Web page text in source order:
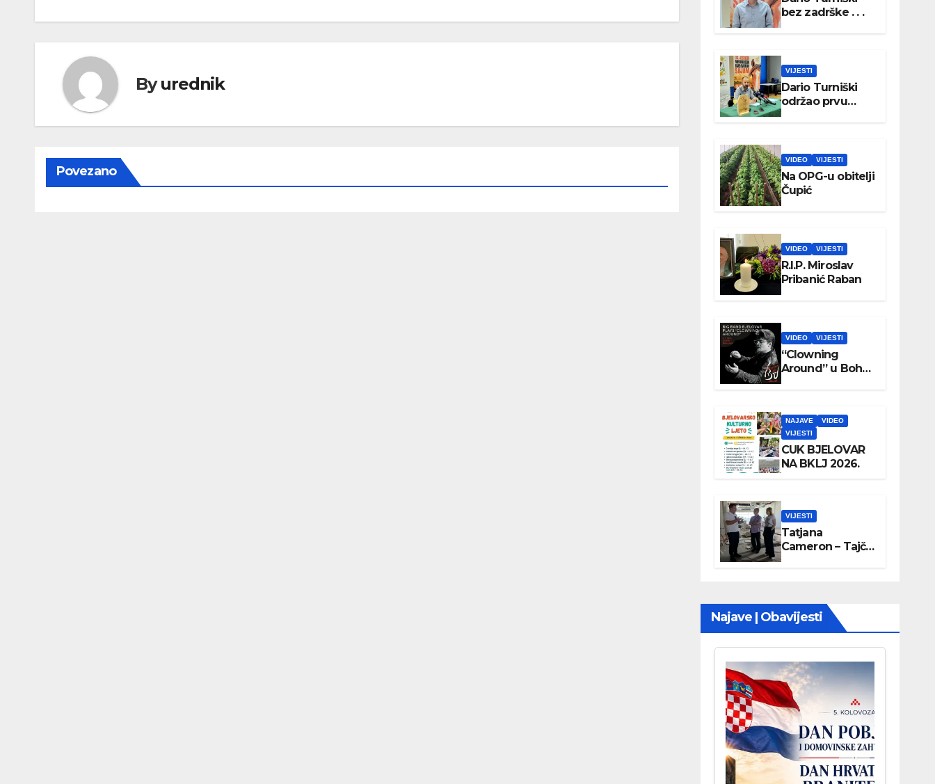
Byurednik
Povezano
bez zadrške . . .
VIJESTI
Dario Turniški
održao prvu
konferenciju za
VIDEO VIJESTI
Na OPG-u obitelji
Čupić
VIDEO VIJESTI
R.I.P. Miroslav
Pribanić Raban
VIDEO VIJESTI
“Clowning
Around” u Boho
parku
NAJAVE
VIDEO
VIJESTI
CUK BJELOVAR
NA BKLJ 2026.
VIJESTI
Tatjana
Cameron – Tajči
posjetila
Najave | Obavijesti